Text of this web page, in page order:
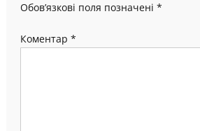
Обов’язкові поля позначені *
Коментар *